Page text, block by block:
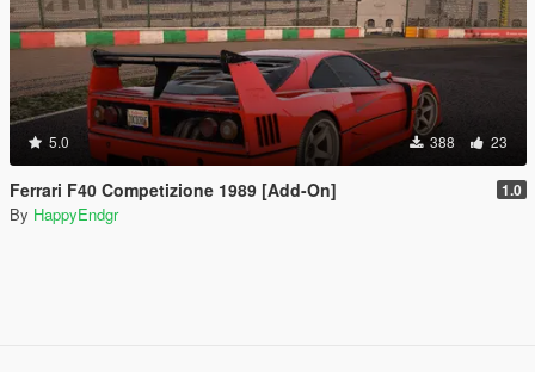
5.0 388 23
Ferrari F40 Competizione 1989 [Add-On] 1.0
By HappyEndgr